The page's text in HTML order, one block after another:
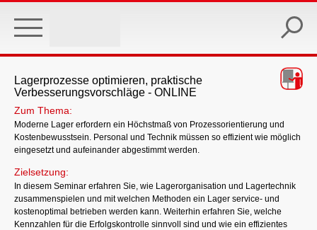
main
Lagerprozesse optimieren, praktische
Verbesserungsvorschläge - ONLINE
Zum Thema:
Moderne Lager erfordern ein Höchstmaß von Prozessorientierung und
Kostenbewusstsein. Personal und Technik müssen so effizient wie möglich
eingesetzt und aufeinander abgestimmt werden.
Zielsetzung:
In diesem Seminar erfahren Sie, wie Lagerorganisation und Lagertechnik
zusammenspielen und mit welchen Methoden ein Lager service- und
kostenoptimal betrieben werden kann. Weiterhin erfahren Sie, welche
Kennzahlen für die Erfolgskontrolle sinnvoll sind und wie ein effizientes